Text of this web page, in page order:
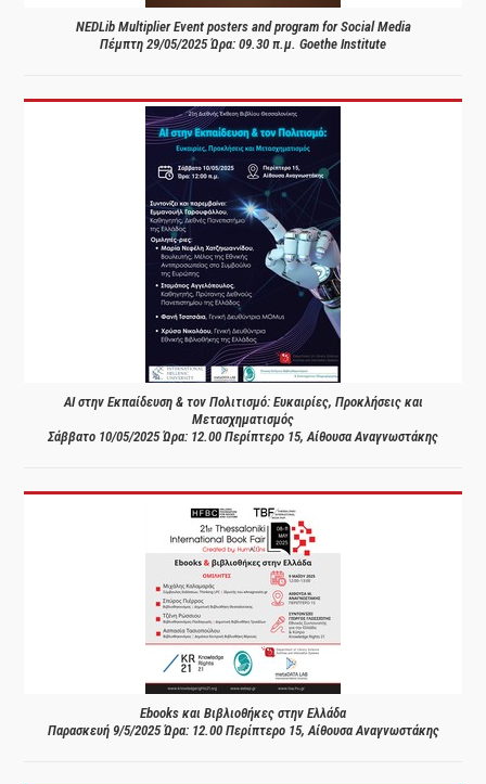
NEDLib Multiplier Event posters and program for Social Media
Πέμπτη 29/05/2025 Ώρα: 09.30 π.μ. Goethe Institute
AI στην Εκπαίδευση & τον Πολιτισμό: Ευκαιρίες, Προκλήσεις και
Μετασχηματισμός
Σάββατο 10/05/2025 Ώρα: 12.00 Περίπτερο 15, Αίθουσα Αναγνωστάκης
Ebooks και Βιβλιοθήκες στην Ελλάδα
Παρασκευή 9/5/2025 Ώρα: 12.00 Περίπτερο 15, Αίθουσα Αναγνωστάκης